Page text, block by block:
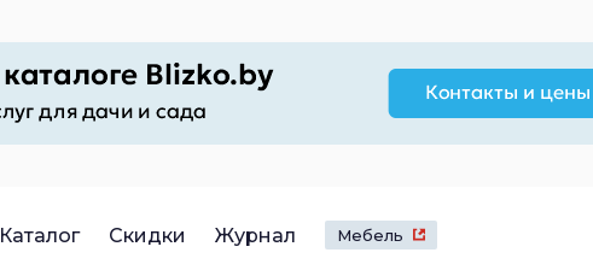
Каталог Скидки Журнал Мебель